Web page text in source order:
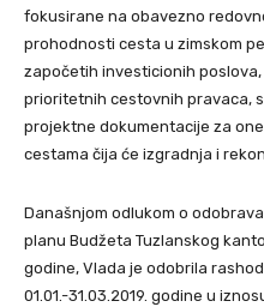
fokusirane na obavezno
prohodnosti cesta u zimskom
započetih investicionih
prioritetnih cestovnih pravaca,
projektne dokumentacije za
cestama čija će izgradnja i
Današnjom odlukom o
planu Budžeta Tuzlanskog
godine, Vlada je odobrila
01.01.-31.03.2019. godine u